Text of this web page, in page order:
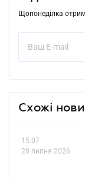
Щопонеділка
Схожі
15.07
28 липня 2026